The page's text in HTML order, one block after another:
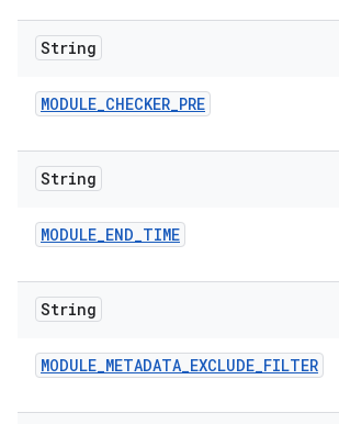
String
MODULE_CHECKER_PRE
String
MODULE_END_TIME
String
MODULE_METADATA_EXCLUDE_FILTER